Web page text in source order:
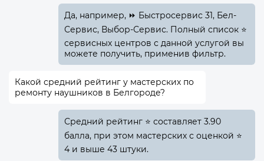
Да, например, ⏩ Быстросервис 31, Бел-
Сервис, Выбор-Сервис. Полный список ⭐
сервисных центров с данной услугой вы
можете получить, применив фильтр.
Какой средний рейтинг у мастерских по
ремонту наушников в Белгороде?
Средний рейтинг ⭐ составляет 3.90
балла, при этом мастерских с оценкой ⭐
4 и выше 43 штуки.